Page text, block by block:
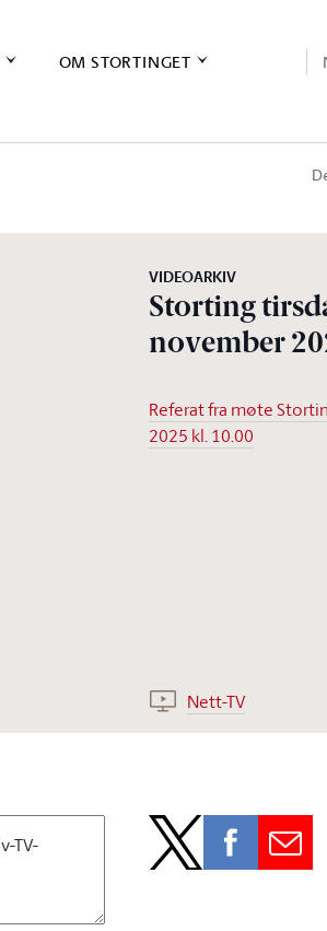
OM STORTINGET
VIDEOARKIV
Storting
november
Referat fra møte
2025 kl. 10.00
Nett-TV